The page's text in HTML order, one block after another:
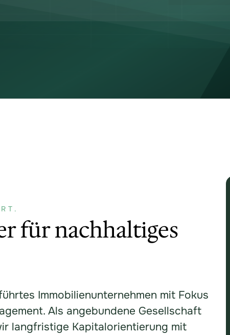
für nachhaltiges
Immobilienunternehmen mit Fokus
Als angebundene Gesellschaft
langfristige Kapitalorientierung mit